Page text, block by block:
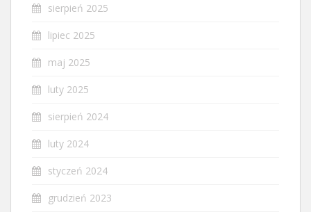
sierpień 2025
lipiec 2025
maj 2025
luty 2025
sierpień 2024
luty 2024
styczeń 2024
grudzień 2023